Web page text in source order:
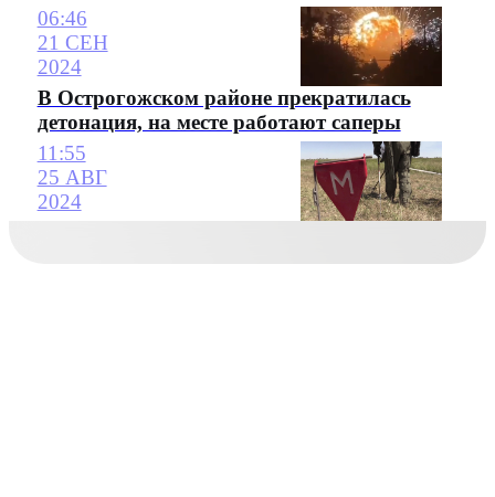
06:46
21 СЕН
2024
В Острогожском районе прекратилась
детонация, на месте работают саперы
11:55
25 АВГ
2024